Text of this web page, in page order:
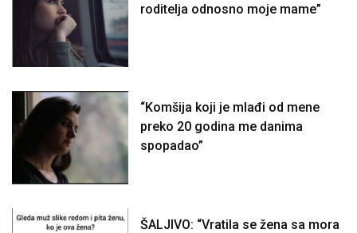
roditelja odnosno moje mame”
“Komšija koji je mlađi od mene
preko 20 godina me danima
spopadao”
ŠALJIVO: “Vratila se žena sa mora